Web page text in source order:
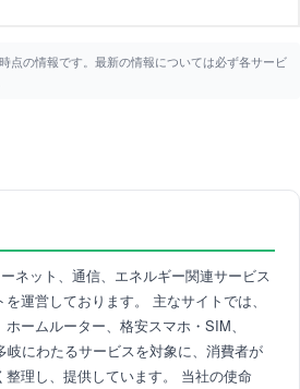
点の情報です。最新の情報については必ず各サービ
ネット、通信、エネルギー関連サービス
運営しております。 主なサイトでは、
ームルーター、格安スマホ・SIM、
岐にわたるサービスを対象に、消費者が
理し、提供しています。 当社の使命